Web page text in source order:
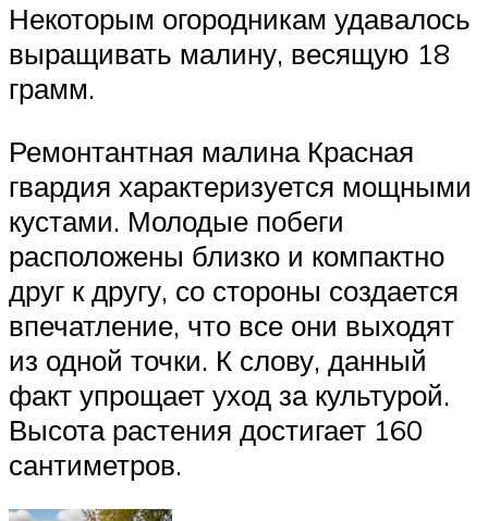
Некоторым огородникам удавалось
выращивать малину, весящую 18
грамм.
Ремонтантная малина Красная
гвардия характеризуется мощными
кустами. Молодые побеги
расположены близко и компактно
друг к другу, со стороны создается
впечатление, что все они выходят
из одной точки. К слову, данный
факт упрощает уход за культурой.
Высота растения достигает 160
сантиметров.